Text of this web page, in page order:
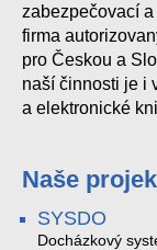
zabezpečovací
firma
pro Českou a
naší činnosti je i
a elektronické
Naše
SYSDO
Docházkový